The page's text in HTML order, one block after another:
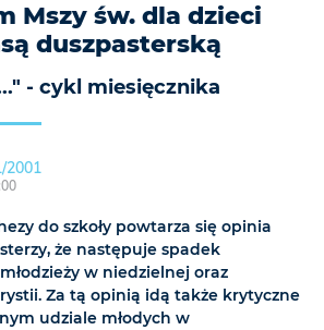
Mszy św. dla dzieci
duszpasterską
- cykl miesięcznika
2001
do szkoły powtarza się opinia
że następuje spadek
w niedzielnej oraz
Za tą opinią idą także krytyczne
udziale młodych w